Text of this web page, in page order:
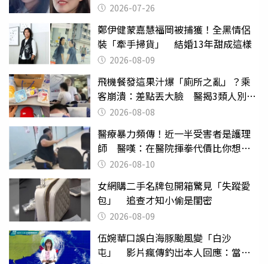
2026-07-26
鄭伊健蒙嘉慧福岡被捕獲！全黑情侶
裝「牽手掃貨」 結婚13年甜成這樣
2026-08-09
飛機餐發這果汁爆「廁所之亂」？乘
客崩潰：差點丟大臉 醫揭3類人別亂
喝 2026-08-08
醫療暴力頻傳！近一半受害者是護理
師 醫嘆：在醫院揮拳代價比你想像
的還要大
2026-08-10
女網購二手名牌包開箱驚見「失蹤愛
包」 追查才知小偷是閨密
2026-08-09
伍婉華口誤白海豚颱風變「白沙
屯」 影片瘋傳釣出本人回應：當下